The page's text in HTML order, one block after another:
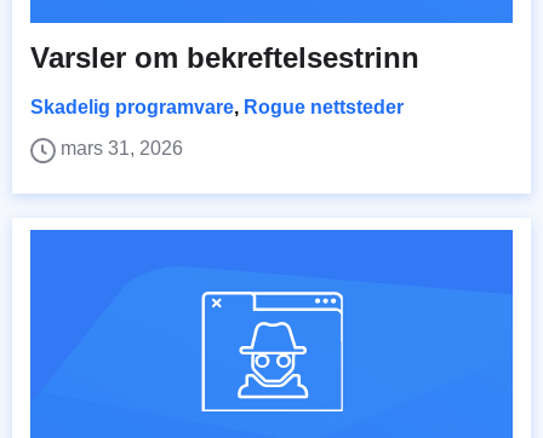
Varsler om bekreftelsestrinn
Skadelig programvare, Rogue nettsteder
mars 31, 2026